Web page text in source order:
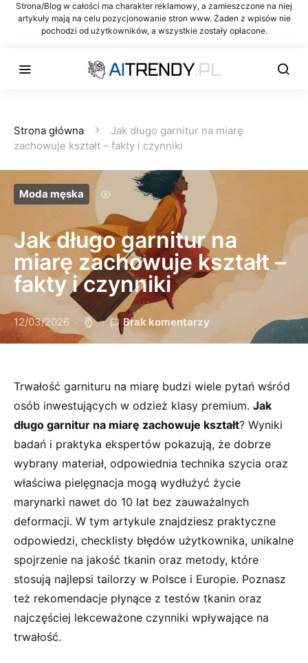
Strona/Blog w całości ma charakter reklamowy, a zamieszczone na niej
artykuły mają na celu pozycjonowanie stron www. Żaden z wpisów nie
pochodzi od użytkowników, a wszystkie zostały opłacone.
Strona główna
Jak długo garnitur na miarę
zachowuje kształt – fakty i czynniki
Moda męska
Jak długo garnitur na
miarę zachowuje kształt –
fakty i czynniki
12/03/2026 Brak komentarzy
Trwałość garnituru na miarę budzi wiele pytań wśród
osób inwestujących w odzież klasy premium. Jak
długo garnitur na miarę zachowuje kształt? Wyniki
badań i praktyka ekspertów pokazują, że dobrze
wybrany materiał, odpowiednia technika szycia oraz
właściwa pielęgnacja mogą wydłużyć życie
marynarki nawet do 10 lat bez zauważalnych
deformacji. W tym artykule znajdziesz praktyczne
odpowiedzi, checklisty błędów użytkownika, unikalne
spojrzenie na jakość tkanin oraz metody, które
stosują najlepsi tailorzy w Polsce i Europie. Poznasz
też rekomendacje płynące z testów tkanin oraz
najczęściej lekceważone czynniki wpływające na
trwałość.